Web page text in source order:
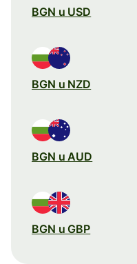
BGN u USD
BGN u NZD
BGN u AUD
BGN u GBP